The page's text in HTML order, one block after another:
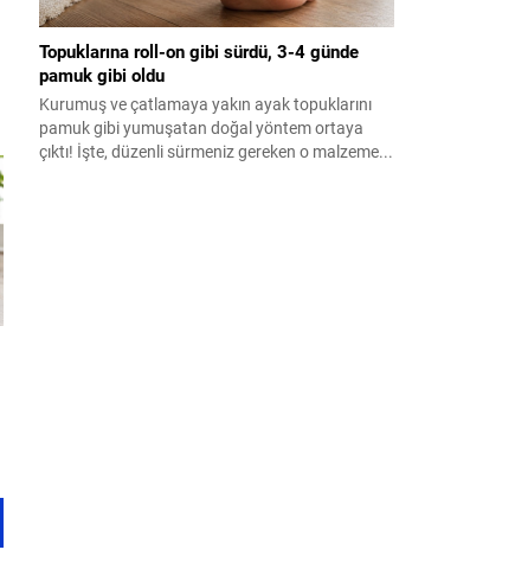
Topuklarına roll-on gibi sürdü, 3-4 günde
pamuk gibi oldu
Kurumuş ve çatlamaya yakın ayak topuklarını
pamuk gibi yumuşatan doğal yöntem ortaya
çıktı! İşte, düzenli sürmeniz gereken o malzeme...